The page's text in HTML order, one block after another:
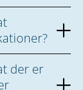
der er